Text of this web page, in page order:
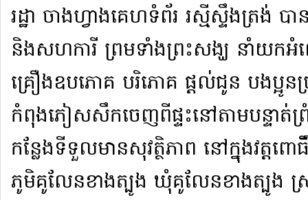
រដ្ឋា ចាងហ្វាង​គេហទំព័រ រស្មី​ស្ទឹងត្រង់ បា
និង​សហការី ព្រមទាំង​ព្រះសង្ឃ នាំយក​
គ្រឿងឧបភោគ បរិភោគ ផ្តល់ជូន បងប្អូន​
កំពុង​ភៀស​សឹក​ចេញពីផ្ទះ​នៅ​តាម​បន្ទាត់​ព្
កន្លែង​ទី​ទួល​មាន​សុវត្ថិភាព នៅក្នុង​វត្ត​ព
ភូមិ​គូលែន​ខាងត្បូង ឃុំ​គូលែន​ខាងត្បូង ស្